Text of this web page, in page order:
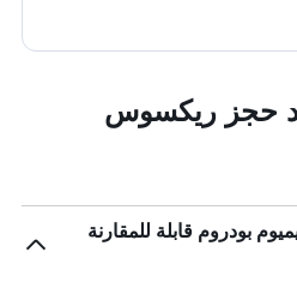
حجز ريكسوس
بودروم قابلة للمقارنة